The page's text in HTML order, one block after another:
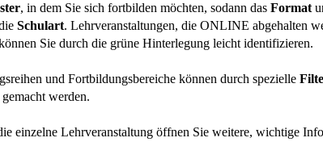
, in dem Sie sich fortbilden möchten, sodann das Format
Schulart. Lehrveranstaltungen, die ONLINE abgehalten
Sie durch die grüne Hinterlegung leicht identifizieren.
und Fortbildungsbereiche können durch spezielle
werden.
einzelne Lehrveranstaltung öffnen Sie weitere, wichtige